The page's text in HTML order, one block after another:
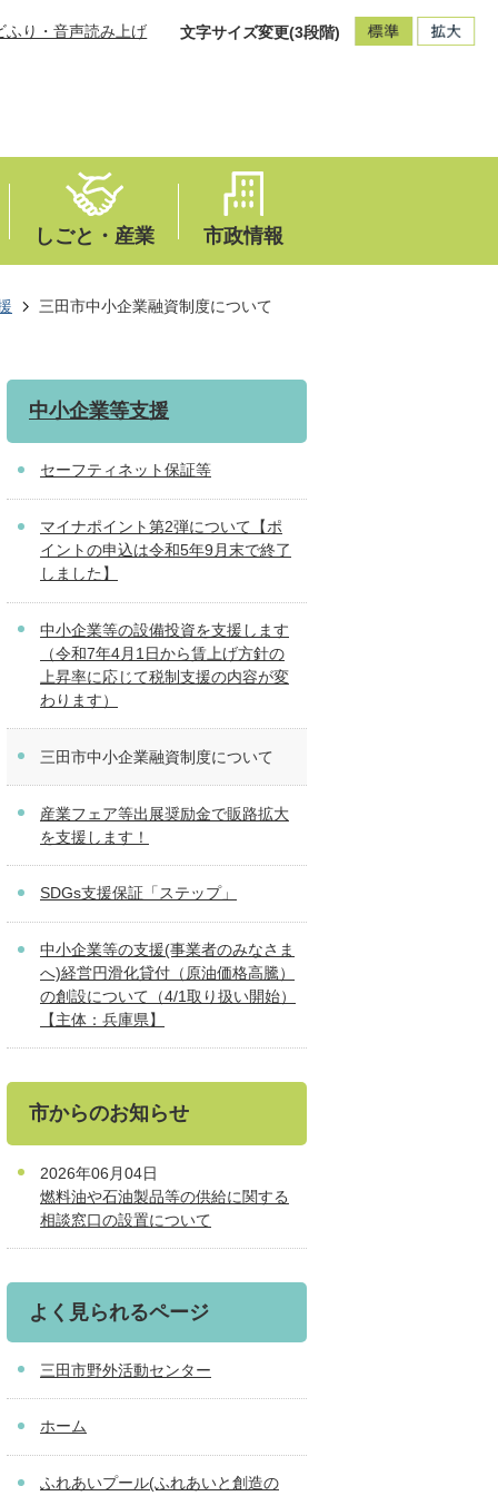
ふり・音声読み上げ 文字サイズ変更(3段階)
しごと・産業 市政情報
三田市中小企業融資制度について
中小企業等支援
セーフティネット保証等
マイナポイント第2弾について【ポ
イントの申込は令和5年9月末で終了
しました】
中小企業等の設備投資を支援します
（令和7年4月1日から賃上げ方針の
上昇率に応じて税制支援の内容が変
わります）
三田市中小企業融資制度について
産業フェア等出展奨励金で販路拡大
を支援します！
SDGs支援保証「ステップ」
中小企業等の支援(事業者のみなさま
へ)経営円滑化貸付（原油価格高騰）
の創設について（4/1取り扱い開始）
【主体：兵庫県】
市からのお知らせ
2026年06月04日
燃料油や石油製品等の供給に関する
相談窓口の設置について
よく見られるページ
三田市野外活動センター
ホーム
ふれあいプール(ふれあいと創造の